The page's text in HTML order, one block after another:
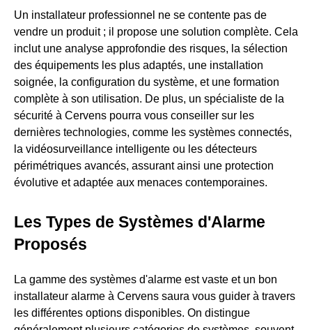
Un installateur professionnel ne se contente pas de
vendre un produit ; il propose une solution complète. Cela
inclut une analyse approfondie des risques, la sélection
des équipements les plus adaptés, une installation
soignée, la configuration du système, et une formation
complète à son utilisation. De plus, un spécialiste de la
sécurité à Cervens pourra vous conseiller sur les
dernières technologies, comme les systèmes connectés,
la vidéosurveillance intelligente ou les détecteurs
périmétriques avancés, assurant ainsi une protection
évolutive et adaptée aux menaces contemporaines.
Les Types de Systèmes d'Alarme
Proposés
La gamme des systèmes d'alarme est vaste et un bon
installateur alarme à Cervens saura vous guider à travers
les différentes options disponibles. On distingue